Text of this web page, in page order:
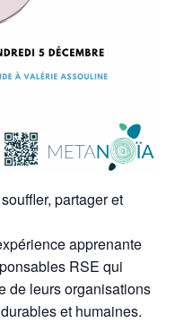
partager et
apprenante
RSE qui
de leurs organisations
et humaines.